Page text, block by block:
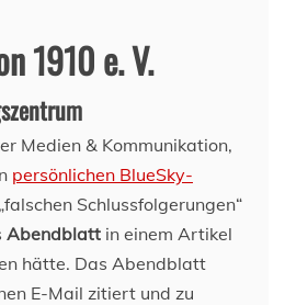
1910 e. V.
Medien & Kommunikation,
persönlichen BlueSky-
Schlussfolgerungen“
Abendblatt in einem Artikel
hätte. Das Abendblatt
E-Mail zitiert und zu